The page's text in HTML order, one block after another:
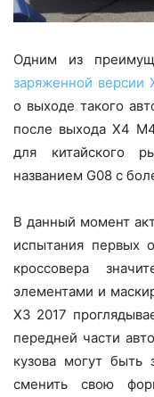
Одним из
заряженной версии
о выходе такого
после выхода X4
для китайского
названием G08 с
В данный момент
испытания первых
кроссовера
элементами и
Х3 2017
передней части
кузова могут быть
сменить свою